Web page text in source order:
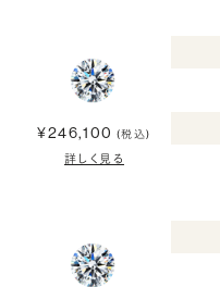
¥246,100 (税込)
詳しく見る